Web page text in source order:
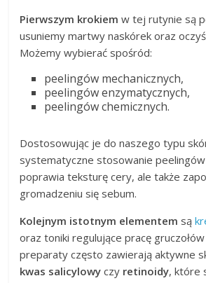
Pierwszym krokiem w tej rutynie są
usuniemy martwy naskórek oraz
Możemy wybierać spośród:
peelingów mechanicznych,
peelingów enzymatycznych,
peelingów chemicznych.
Dostosowując je do naszego typu
systematyczne stosowanie
poprawia teksturę cery, ale także
gromadzeniu się sebum.
Kolejnym istotnym elementem są
oraz toniki regulujące pracę
preparaty często zawierają aktywne
kwas salicylowy czy retinoidy, które